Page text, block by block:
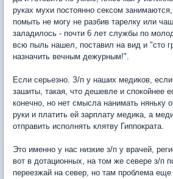
руках мухи постоянно сексом
помыть не могу не разбив тарелку или
заладилось - почти 6 лет службы по
всю пыль нашел, поставил на вид и "сто
назначить вечным дежурным!".
Если серьезно. З/п у наших медиков,
зашиты, такая, что дешевле и спокойнее
конечно, но нет смысла нанимать няньку
руки и платить ей зарплату медика, а
отправить исполнять клятву Гиппократа.
Это именно у нас низкие з/п у врачей,
вот в дотационных, на том же севере з/п
переезжай на север, но там проблема